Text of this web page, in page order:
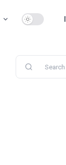
Use setting